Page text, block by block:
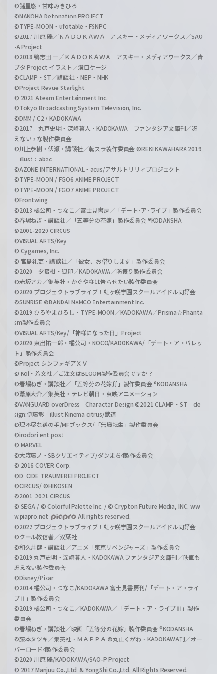
©諸星悠・甘味みきひろ
©NANOHA Detonation PROJECT
©TYPE-MOON・ufotable・FSNPC
©2017 川原 礫／ＫＡＤＯＫＡＷＡ アスキー・メディアワークス／SAO
-A Project
©2018 鴨志田 一／ＫＡＤＯＫＡＷＡ アスキー・メディアワークス／青
ブタ Project イラスト／溝口ケージ
©CLAMP・ST／講談社・NEP・NHK
©Project Revue Starlight
© 2021 Ateam Entertainment Inc.
©Tokyo Broadcasting System Television, Inc.
©DMM / C2 / KADOKAWA
©2017 丸戸史明・深崎暮人・KADOKAWA ファンタジア文庫刊／冴
えない♭な製作委員会
©川上泰樹・伏瀬・講談社／転スラ製作委員会 ©REKI KAWAHARA 2019
illust：abec
©AZONE INTERNATIONAL・acus/アサルトリリィプロジェクト
©TYPE-MOON / FGO6 ANIME PROJECT
©TYPE-MOON / FGO7 ANIME PROJECT
©Frontwing
©2013 橘公司・つなこ／富士見書房／「デート･ア･ライブ」製作委員会
©春場ねぎ・講談社／「五等分の花嫁」製作委員会 ®KODANSHA
©2001-2020 CIRCUS
©VISUAL ARTS/Key
© Cygames, Inc.
© 宮島礼吏・講談社／「彼女、お借りします」製作委員会
©2020 夕蜜柑・狐印／KADOKAWA／防振り製作委員会
©赤坂アカ／集英社・かぐや様は告らせたい製作委員会
©2020 プロジェクトラブライブ！虹ヶ咲学園スクールアイドル同好会
©SUNRISE ©BANDAI NAMCO Entertainment Inc.
©2019 ひろやまひろし・TYPE-MOON／KADOKAWA／Prisma☆Phanta
sm製作委員会
©VISUAL ARTS/Key/「神様になった日」Project
©2020 東出祐一郎・橘公司・NOCO/KADOKAWA/「デート・ア・バレッ
ト」製作委員会
©Project シンフォギアＸＶ
© Koi・芳文社／ご注文はBLOOM製作委員会ですか？
©春場ねぎ・講談社／「五等分の花嫁∬」製作委員会 ®KODANSHA
©葦原大介／集英社・テレビ朝日・東映アニメーション
©VANGUARD overDress Character Design ©2021 CLAMP・ST de
sign:伊藤彰 illust:Kinema citrus/獣道
©理不尽な孫の手/MFブックス/「無職転生」製作委員会
©irodori ent post
© MARVEL
©大森藤ノ・SBクリエイティブ/ダンまち4製作委員会
© 2016 COVER Corp.
©D_CIDE TRAUMEREI PROJECT
©CIRCUS/ ©HIKOSEN
©2001-2021 CIRCUS
© SEGA / © Colorful Palette Inc. / © Crypton Future Media, INC. ww
w.piapro.net
All rights reserved.
©2022 プロジェクトラブライブ！虹ヶ咲学園スクールアイドル同好会
©クール教信者／双葉社
©和久井健・講談社／アニメ「東京リベンジャーズ」製作委員会
©2019 丸戸史明・深崎暮人・KADOKAWA ファンタジア文庫刊／映画も
冴えない製作委員会
©Disney/Pixar
©2014 橘公司・つなこ/KADOKAWA 富士見書房刊/「デート・ア・ライ
ブⅡ」製作委員会
©2019 橘公司・つなこ／KADOKAWA／「デート・ア・ライブⅢ」製作
委員会
©春場ねぎ・講談社／映画「五等分の花嫁」製作委員会 ®KODANSHA
©藤本タツキ／集英社・ＭＡＰＰＡ ©丸山くがね・KADOKAWA刊／オー
バーロード4製作委員会
©2020 川原 礫/KADOKAWA/SAO-P Project
© 2017 Manjuu Co.,Ltd. & YongShi Co.,Ltd. All Rights Reserved.